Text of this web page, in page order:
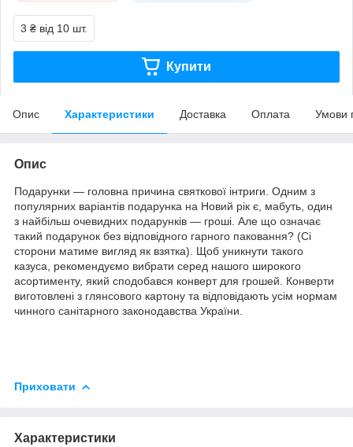
3 ₴ від 10 шт.
Купити
Опис Характеристики Доставка Оплата Умови
Опис
Подарунки — головна причина святкової інтриги. Одним з
популярних варіантів подарунка на Новий рік є, мабуть, один
з найбільш очевидних подарунків — гроші. Але що означає
такий подарунок без відповідного гарного паковання? (Сі
сторони матиме вигляд як взятка). Щоб уникнути такого
казуса, рекомендуємо вибрати серед нашого широкого
асортименту, який сподобався конверт для грошей. Конверти
виготовлені з глянсового картону та відповідають усім нормам
чинного санітарного законодавства України.
Приховати
Характеристики